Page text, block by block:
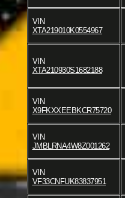
VIN
XTA219010K0554967
VIN
XTA210930S1682188
VIN
X9FKXXEEBKCR75720
VIN
JMBLRNA4W8Z001262
VIN
VF33CNFUK83837951